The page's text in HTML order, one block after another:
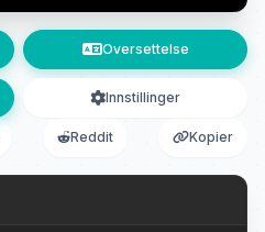
Oversettelse
Innstillinger
Reddit Kopier